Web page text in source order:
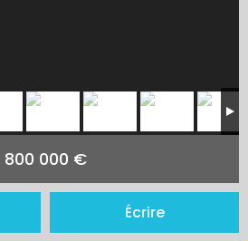
800 000 €
Écrire